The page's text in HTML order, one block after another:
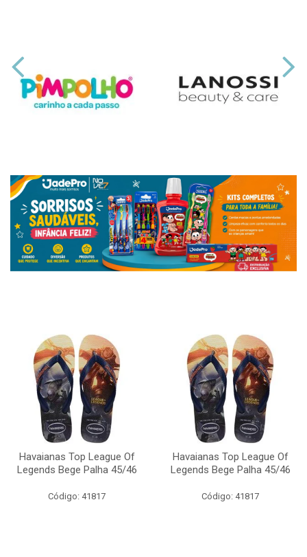
Havaianas Top League Of
Legends Bege Palha 45/46
Código: 41817
Havaianas Top League Of
Legends Bege Palha 45/46
Código: 41817